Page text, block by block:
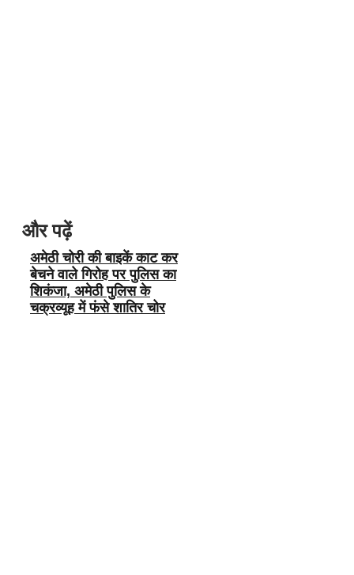
और पढ़ें
अमेठी चोरी की बाइकें काट कर
बेचने वाले गिरोह पर पुलिस का
शिकंजा, अमेठी पुलिस के
चक्रव्यूह में फंसे शातिर चोर